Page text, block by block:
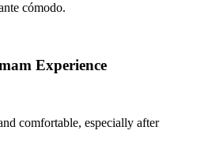
cómodo.
Experience
comfortable, especially after